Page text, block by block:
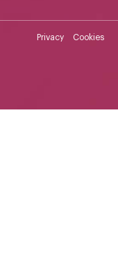
Privacy Cookies